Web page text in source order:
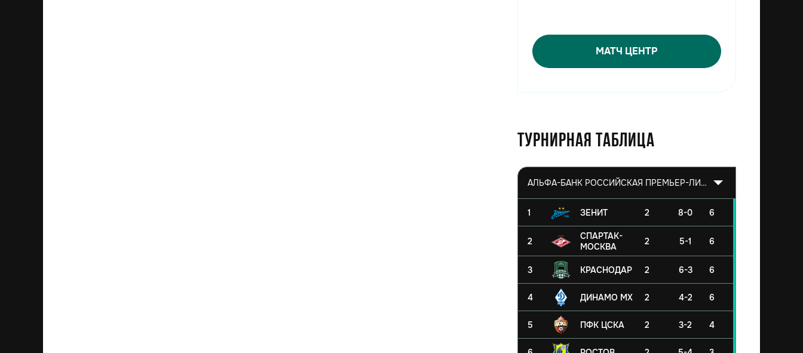
МАТЧ ЦЕНТР
Турнирная таблица
АЛЬФА-БАНК РОССИЙСКАЯ ПРЕМЬЕР-ЛИГА 2026/2027
1 ЗЕНИТ 2 8-0 6
2
СПАРТАК-
МОСКВА
2 5-1 6
3 КРАСНОДАР 2 6-3 6
4 ДИНАМО МХ 2 4-2 6
5 ПФК ЦСКА 2 3-2 4